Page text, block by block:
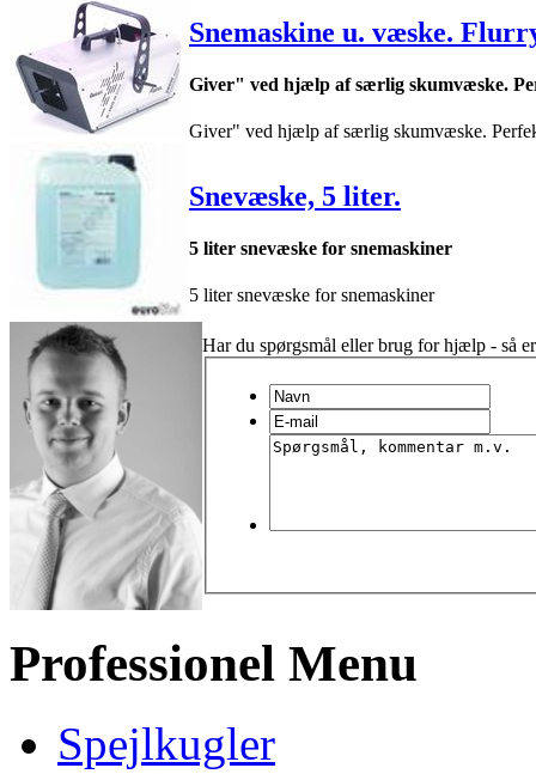
Snemaskine u. væske.
Giver" ved hjælp af særlig skumvæske.
Giver" ved hjælp af særlig skumvæske.
Snevæske, 5 liter.
5 liter snevæske for snemaskiner
5 liter snevæske for snemaskiner
Har du spørgsmål eller brug for hjælp - så
Professionel Menu
Spejlkugler